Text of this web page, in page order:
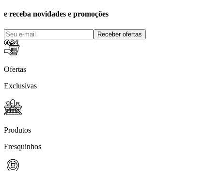
e receba novidades e promoções
Receber ofertas
Ofertas
Exclusivas
Produtos
Fresquinhos